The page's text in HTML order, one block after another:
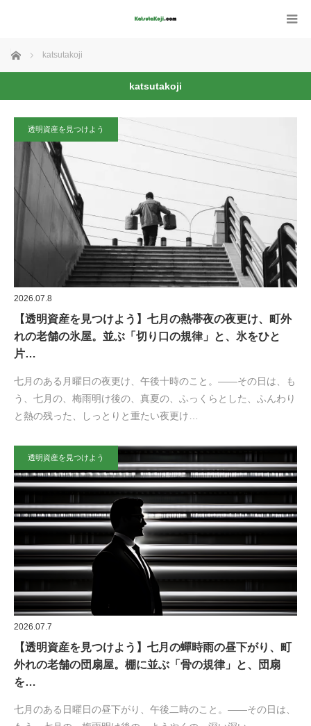
ホーム katsutakoji
katsutakoji
透明資産を見つけよう
2026.07.8
【透明資産を見つけよう】七月の熱帯夜の夜更け、町外
れの老舗の氷屋。並ぶ「切り口の規律」と、氷をひと
片…
七月のある月曜日の夜更け、午後十時のこと。——その日は、も
う、七月の、梅雨明け後の、真夏の、ふっくらとした、ふんわり
と熱の残った、しっとりと重たい夜更け…
透明資産を見つけよう
2026.07.7
【透明資産を見つけよう】七月の蟬時雨の昼下がり、町
外れの老舗の団扇屋。棚に並ぶ「骨の規律」と、団扇
を…
七月のある日曜日の昼下がり、午後二時のこと。——その日は、